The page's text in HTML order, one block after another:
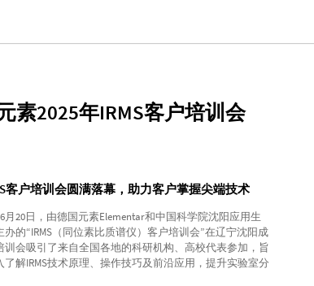
素2025年IRMS客户培训会
客户培训会圆满落幕，助力客户掌握尖端技术
6月20日，由德国元素Elementar和中国科学院沈阳应用生
的“IRMS（同位素比质谱仪）客户培训会”在辽宁沈阳成
训会吸引了来自全国各地的科研机构、高校代表参加，旨
解IRMS技术原理、操作技巧及前沿应用，提升实验室分